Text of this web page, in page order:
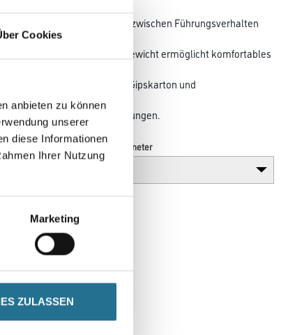
Cookies
anbieten zu können
unserer
diese Informationen
Ihrer Nutzung
Marketing
ZULASSEN
der ausgewogenen Balance zwischen Führungsverhalten
schleifen: das geringe Gewicht ermöglicht komfortables
und Wänden. Schleifen von Gipskarton und
und sonstigen Beschichtungen.
Breite in millimeter